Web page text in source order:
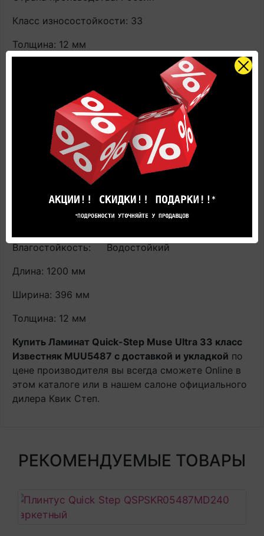
Класс износостойкости: 33
Толщина: 12 мм
Коллекция: Quick Step Muse Ultra (Rus)
Плитка
Наличие фаски: вдавленная 4-V
Тип помещения укладки: Кухня / Детская /
Спальня / Гостиная / Ванная / Прихожая
Поверхность: Матовая
Замковая система: Uniclic
Влагостойкость:
Водостойкий
Длина: 1200 мм
Ширина: 396 мм
Толщина: 12 мм
Купить Ламинат Quick-Step Muse Ultra 33 класс
Известняк MUU5487 с доставкой и укладкой по
цене производителя вы всегда сможете Online в
этом каталоге или в нашем салоне официального
дилера Квик Степ.
РЕКОМЕНДУЕМЫЕ ТОВАРЫ